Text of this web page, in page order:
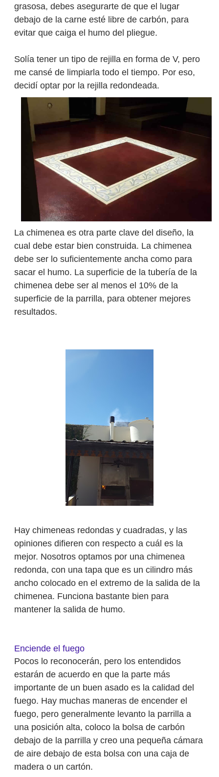
grasosa, debes asegurarte de que el lugar
debajo de la carne esté libre de carbón, para
evitar que caiga el humo del pliegue.
Solía tener un tipo de rejilla en forma de V, pero
me cansé de limpiarla todo el tiempo. Por eso,
decidí optar por la rejilla redondeada.
La chimenea es otra parte clave del diseño, la
cual debe estar bien construida. La chimenea
debe ser lo suficientemente ancha como para
sacar el humo. La superficie de la tubería de la
chimenea debe ser al menos el 10% de la
superficie de la parrilla, para obtener mejores
resultados.
Hay chimeneas redondas y cuadradas, y las
opiniones difieren con respecto a cuál es la
mejor. Nosotros optamos por una chimenea
redonda, con una tapa que es un cilindro más
ancho colocado en el extremo de la salida de la
chimenea. Funciona bastante bien para
mantener la salida de humo.
Enciende el fuego
Pocos lo reconocerán, pero los entendidos
estarán de acuerdo en que la parte más
importante de un buen asado es la calidad del
fuego. Hay muchas maneras de encender el
fuego, pero generalmente levanto la parrilla a
una posición alta, coloco la bolsa de carbón
debajo de la parrilla y creo una pequeña cámara
de aire debajo de esta bolsa con una caja de
madera o un cartón.